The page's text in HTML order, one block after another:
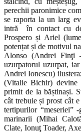
perechii paronimice
se raporta la un larg
intră în contact cu
Prospero și Ariel
potențat și de motivul
Alonso (Andrei Finţi
uzurpatorul uzurpat,
Andrei Ionescu)
(Vitalie Bichir) devine
primit de la băștinași.
cât trebuie și prost cât e
tertipurilor “meseriei”
marinarii (Mihai
Clate, Ionuţ Toader,